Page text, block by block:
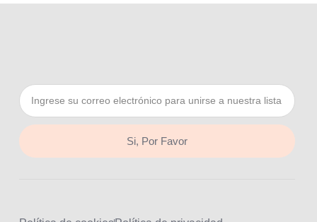
Si, Por Favor